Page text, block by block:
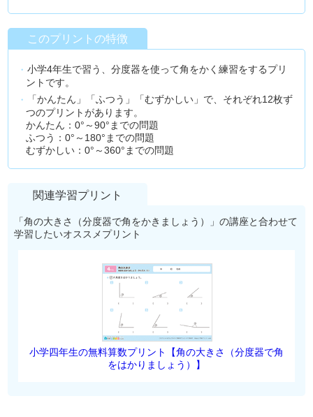
このプリントの特徴
小学4年生で習う、分度器を使って角をかく練習をするプリ
ントです。
「かんたん」「ふつう」「むずかしい」で、それぞれ12枚ず
つのプリントがあります。
かんたん：0°～90°までの問題
ふつう：0°～180°までの問題
むずかしい：0°～360°までの問題
関連学習プリント
「角の大きさ（分度器で角をかきましょう）」の講座と合わせて
学習したいオススメプリント
小学四年生の無料算数プリント【角の大きさ（分度器で角
をはかりましょう）】